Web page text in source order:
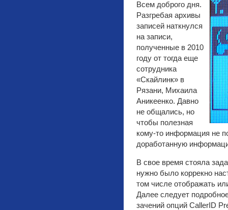
Всем доброго дня.
Разгребая архивы
записей наткнулся
на записи,
полученные в 2010
году от тогда еще
сотрудника
«Скайлинк» в
Рязани, Михаила
Аникеенко. Давно
не общались, но
чтобы полезная
кому-то информация не
доработанную
В свое время стояла
нужно было коррекно
том числе отображать
Далее следует
зачений опций CallerID